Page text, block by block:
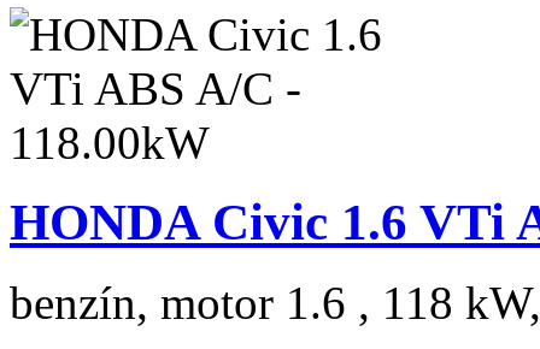
HONDA Civic 1.6 VTi
benzín, motor 1.6 , 118